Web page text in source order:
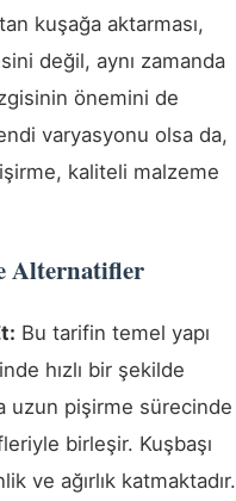
kuşağa aktarması,
değil, aynı zamanda
önemini de
varyasyonu olsa da,
kaliteli malzeme
Alternatifler
Bu tarifin temel yapı
hızlı bir şekilde
uzun pişirme sürecinde
birleşir. Kuşbaşı
ve ağırlık katmaktadır.